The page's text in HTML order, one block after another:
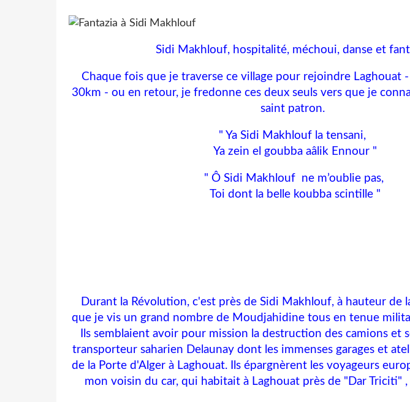
Sidi Makhlouf, hospitalité, méchoui, danse et
Chaque fois que je traverse ce village pour rejoindre Laghouat
30km - ou en retour, je fredonne ces deux seuls vers que je
saint patron.
" Ya Sidi Makhlouf la tensani,
Ya zein el goubba aâlik Ennour "
" Ô Sidi Makhlouf ne m’oublie pas,
Toi dont la belle koubba scintille "
Durant la Révolution, c'est près de Sidi Makhlouf, à hauteur de
que je vis un grand nombre de Moudjahidine tous en tenue
Ils semblaient avoir pour mission la destruction des camions et
transporteur saharien Delaunay dont les immenses garages et
de la Porte d'Alger à Laghouat. Ils épargnèrent les voyageurs
mon voisin du car, qui habitait à Laghouat près de "Dar Triciti"